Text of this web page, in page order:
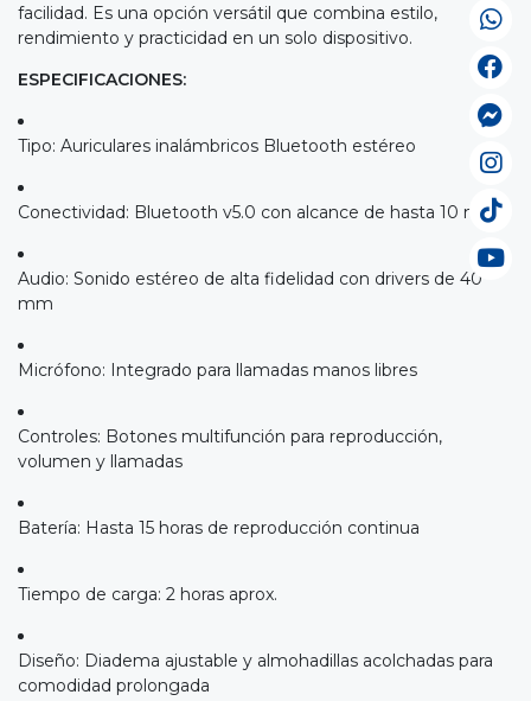
facilidad. Es una opción versátil que combina estilo,
rendimiento y practicidad en un solo dispositivo.
ESPECIFICACIONES:
Tipo: Auriculares inalámbricos Bluetooth estéreo
Conectividad: Bluetooth v5.0 con alcance de hasta 10 m
Audio: Sonido estéreo de alta fidelidad con drivers de 40
mm
Micrófono: Integrado para llamadas manos libres
Controles: Botones multifunción para reproducción,
volumen y llamadas
Batería: Hasta 15 horas de reproducción continua
Tiempo de carga: 2 horas aprox.
Diseño: Diadema ajustable y almohadillas acolchadas para
comodidad prolongada